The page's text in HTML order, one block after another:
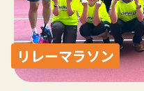
リレーマラソン